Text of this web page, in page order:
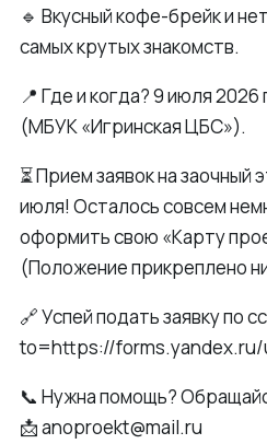
🔹 Вкусный кофе-брейк и
самых крутых знакомств.
📍 Где и когда? 9 июля 2026
(МБУК «Игринская ЦБС»).
⏳ Прием заявок на заочный
июля! Осталось совсем
оформить свою «Карту
(Положение прикреплено
🔗 Успей подать заявку по
to=https://forms.yandex.ru/
📞 Нужна помощь?
📩 anoproekt@mail.ru